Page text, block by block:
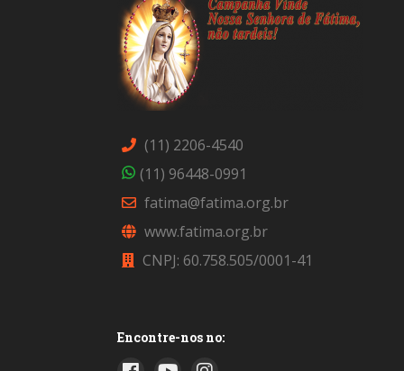
(11) 2206-4540
(11) 96448-0991
fatima@fatima.org.br
www.fatima.org.br
CNPJ: 60.758.505/0001-41
Encontre-nos no: